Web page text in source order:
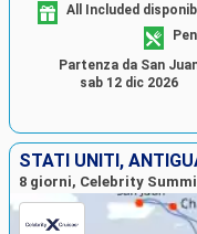
All Included
Partenza da San
sab 12 dic 2026
8 giorni, Celebrity